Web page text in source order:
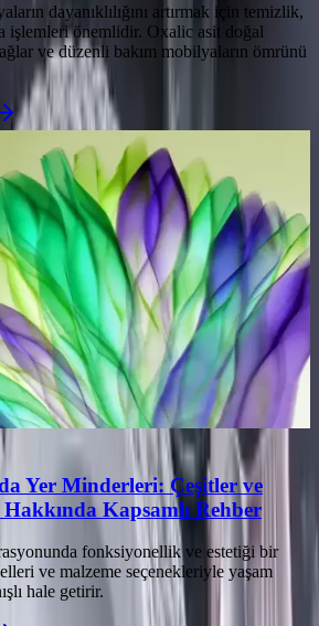
dayanıklılığını artırmak için temizlik,
işlemleri önemlidir. Oxalic asit doğal
ve düzenli bakım mobilyaların ömrünü
Yer Minderleri: Çeşitler ve
Kapsamlı Rehber
fonksiyonellik ve estetiği bir
ve malzeme seçenekleriyle yaşam
hale getirir.